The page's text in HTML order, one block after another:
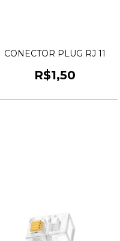
CONECTOR PLUG RJ 11
R$1,50